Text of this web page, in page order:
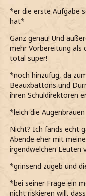
*er die erste Aufgabe
hat*
Ganz genau! Und
mehr Vorbereitung als
total super!
*noch hinzufüg, da
Beauxbattons und
ihren Schuldirektoren
*leich die
Nicht? Ich fands echt
Abende eher mit
irgendwelchen Leuten
*grinsend zugeb und
*bei seiner Frage ein
nicht riskieren will,